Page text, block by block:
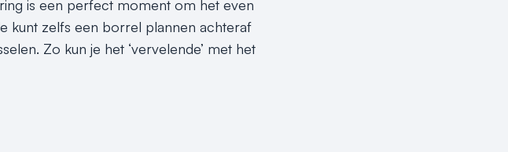
is een perfect moment om het even
kunt zelfs een borrel plannen achteraf
Zo kun je het ‘vervelende’ met het